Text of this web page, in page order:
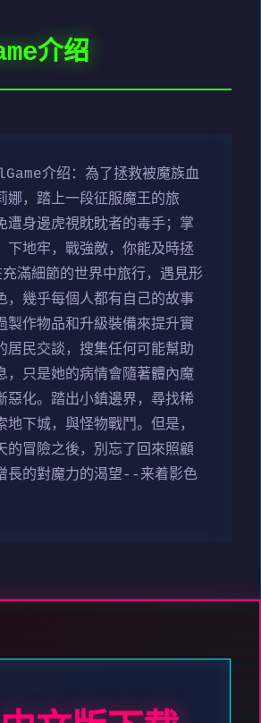
介绍
介绍：為了拯救被魔族血
娜，踏上一段征服魔王的旅
遭身邊虎視眈眈者的毒手；掌
下地牢，戰強敵，你能及時拯
滿細節的世界中旅行，遇見形
，幾乎每個人都有自己的故事
製作物品和升級裝備來提升實
居民交談，搜集任何可能幫助
，只是她的病情會隨著體內魔
惡化。踏出小鎮邊界，尋找稀
地下城，與怪物戰鬥。但是，
的冒險之後，別忘了回來照顧
長的對魔力的渴望--来着影色